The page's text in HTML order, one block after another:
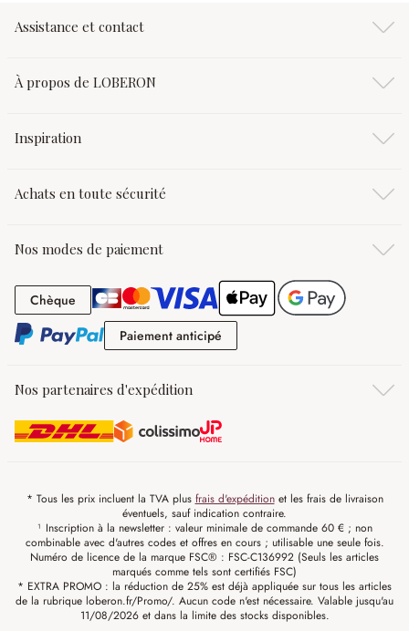
Assistance et contact
À propos de LOBERON
Inspiration
Achats en toute sécurité
Nos modes de paiement
Chèque Chèque
Paiement anticipé
Nos partenaires d'expédition
* Tous les prix incluent la TVA plus frais d'expéditionet les frais de livraison
éventuels, sauf indication contraire.
¹ Inscription à la newsletter : valeur minimale de commande 60 € ; non
combinable avec d'autres codes et offres en cours ; utilisable une seule fois.
Numéro de licence de la marque FSC® : FSC-C136992 (Seuls les articles
marqués comme tels sont certifiés FSC)
* EXTRA PROMO : la réduction de 25% est déjà appliquée sur tous les articles
de la rubrique loberon.fr/Promo/. Aucun code n'est nécessaire. Valable jusqu'au
11/08/2026 et dans la limite des stocks disponibles.